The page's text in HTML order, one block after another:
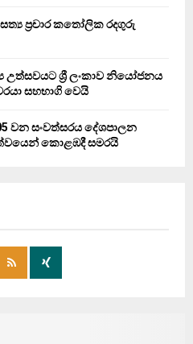
ප්‍රචාර කතෝලික රදගුරු
උත්සවයට ශ්‍රී ලංකාව නියෝජනය
සහභාගි වෙයි
සංවත්සරය දේශපාලන
කොළඹදී සමරයි